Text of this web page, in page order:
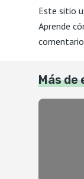
Este sitio
Aprende
Más de